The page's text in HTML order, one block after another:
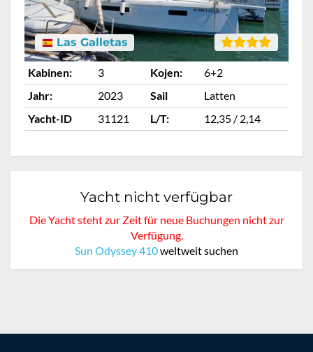
Las Galletas
Kabinen: 3 Kojen:
6+2
Jahr:
2023 Sail
Latten
Yacht-ID
31121 L/T: 12,35 / 2,14
Yacht nicht verfügbar
Die Yacht steht zur Zeit für neue Buchungen nicht zur
Verfügung.
Sun Odyssey 410weltweit suchen